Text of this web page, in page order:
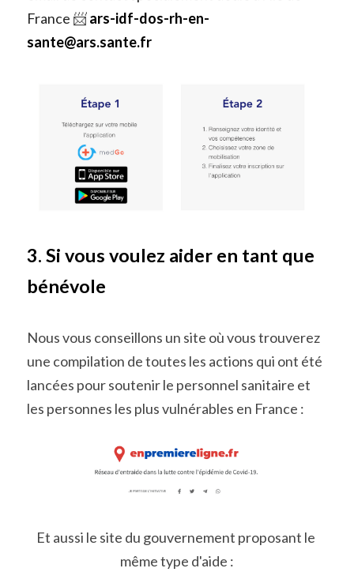
France 📨 ars-idf-dos-rh-en-
sante@ars.sante.fr
3. Si vous voulez aider en tant que
bénévole
Nous vous conseillons un site où vous trouverez
une compilation de toutes les actions qui ont été
lancées pour soutenir le personnel sanitaire et
les personnes les plus vulnérables en France :
Et aussi le site du gouvernement proposant le
même type d'aide :